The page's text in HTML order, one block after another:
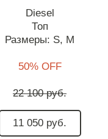
Diesel
Топ
Размеры: S, M
50% OFF
22 100 руб.
11 050 руб.